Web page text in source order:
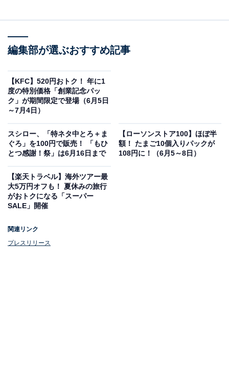
暑い夏に食べたくなる「牛皿麦とろ御膳」なども
販売中
「牛皿麦とろ御膳」（税込767円）
編集部が選ぶおすすめ記事
【KFC】520円おトク！ 年に1
度の特別価格「創業記念パッ
ク」が期間限定で登場（6月5日
～7月4日）
スシロー、「特ネタ中とろ＋ま
ぐろ」を100円で販売！ 「もひ
とつ感謝！祭」は6月16日まで
【ローソンストア100】ほぼ半
額！ たまご10個入りパックが
108円に！（6月5～8日）
【楽天トラベル】海外ツアー最
大5万円オフも！ 夏休みの旅行
がおトクになる「スーパー
SALE」開催
関連リンク
プレスリリース